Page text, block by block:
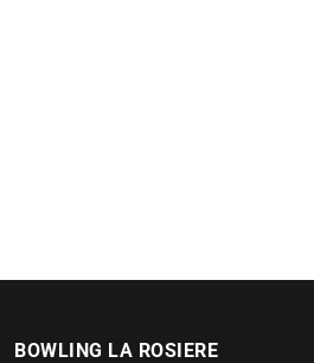
BOWLING LA ROSIERE